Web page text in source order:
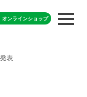
オンラインショップ
表